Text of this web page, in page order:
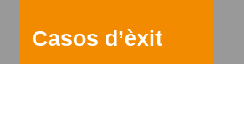
Casos d’èxit